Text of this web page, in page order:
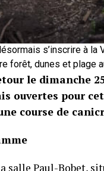
s’inscrire à la
forêt, dunes et plage
le dimanche
ouvertes pour
course de
salle Paul-Bobet,